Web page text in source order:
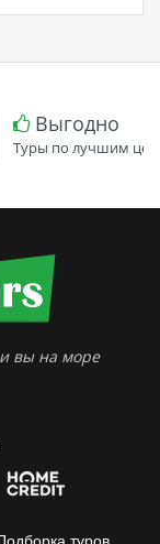
Выгодно
Туры по лучшим
вы на море